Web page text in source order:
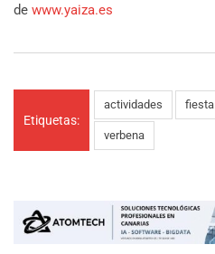
de www.yaiza.es
Etiquetas:
actividades fiesta
verbena